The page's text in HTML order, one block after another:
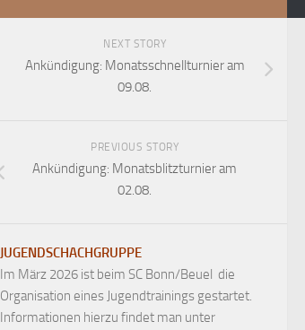
NEXT STORY
Ankündigung: Monatsschnellturnier am
09.08.
PREVIOUS STORY
Ankündigung: Monatsblitzturnier am
02.08.
JUGENDSCHACHGRUPPE
Im März 2026 ist beim SC Bonn/Beuel die
Organisation eines Jugendtrainings gestartet.
Informationen hierzu findet man unter